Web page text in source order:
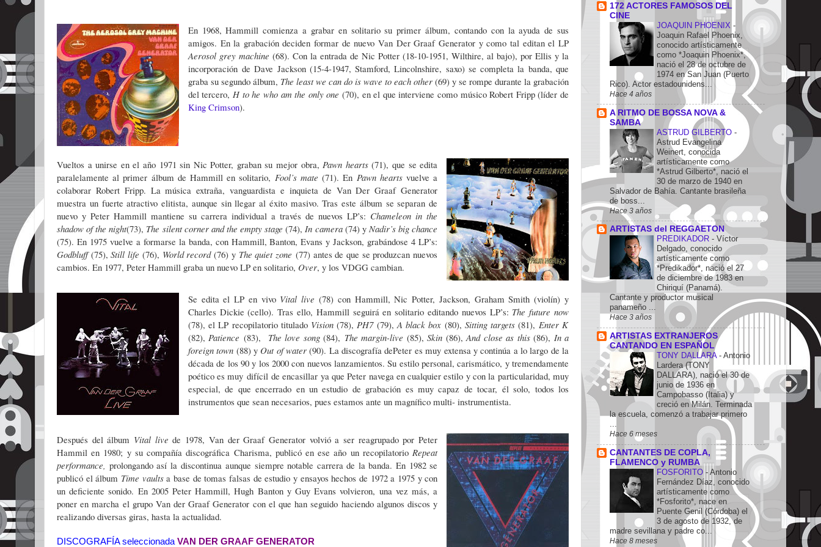
En 1968, Hammill comienza a grabar en solitario su primer álbum, contando con la ayuda de sus
amigos. En la grabación deciden formar de nuevo Van Der Graaf Generator y como tal editan el LP
Aerosol grey machine (68). Con la entrada de Nic Potter (18-10-1951, Wilthire, al bajo), por Ellis y la
incorporaciónde Dave Jackson (15-4-1947, Stamford, Lincolnshire, saxo) se completa la banda, que
graba su segundo álbum, The least we can do is wave to each other (69) y se rompe durante la grabación
del tercero,H to he who am the only one (70), en el que interviene como músico Robert Fripp (líder de
King Crimson).
Vueltos a unirse en el año 1971 sin Nic Potter, graban su mejor obra, Pawn hearts(71), que se edita
paralelamente al primer álbum de Hammill en solitario, Fool’s mate (71). En Pawn heartsvuelve a
colaborar Robert Fripp. La música extraña, vanguardista e inquieta de Van Der Graaf Generator
muestra un fuerte atractivo elitista, aunque sin llegar al éxito masivo. Tras este álbum se separan de
nuevo y Peter Hammill mantiene su carrera individual a través de nuevos LP’s: Chameleon in the
shadow of the night(73), The silent corner and the empty stage (74), In camera(74) yNadir’s big chance
(75). En 1975 vuelve a formarse la banda, con Hammill, Banton, Evans y Jackson, grabándose 4 LP’s:
Godbluff(75), Still life (76), World record(76) y The quiet zone (77) antes de que se produzcan nuevos
cambios. En 1977, Peter Hammill graba un nuevo LP en solitario, Over, y los VDGG cambian.
Se edita el LP en vivoVital live (78) con Hammill, Nic Potter, Jackson, Graham Smith (violín) y
Charles Dickie (cello). Tras ello, Hammill seguirá en solitario editando nuevos LP’s: The future now
(78), el LP recopilatorio titulado Vision (78), PH7(79), A black box (80), Sitting targets (81), Enter K
(82), Patience (83), The love song(84), The margin-live (85), Skin (86),And close as this(86), In a
foreign town (88) y Out of water (90). La discografía dePeter es muy extensa y continúa a lo largo de la
década de los 90 y los 2000 con nuevos lanzamientos. Su estilo personal, carismático, y tremendamente
poético es muy difícil de encasillar ya que Peter navega en cualquier estilo y con la particularidad, muy
especial, de que encerrado en un estudio de grabación es muy capaz de tocar, él solo, todos los
instrumentos que sean necesarios, pues estamos ante un magnífico multi- instrumentista.
Después del álbum Vital live de 1978, Van der Graaf Generator volvió a ser reagrupado por Peter
Hammil en 1980; y su compañía discográfica Charisma, publicó en ese año un recopilatorio Repeat
performance, prolongando así ladiscontinua aunque siempre notable carrera de la banda. En 1982 se
publicó el álbum Time vaultsa base de tomas falsas de estudio y ensayos hechos de 1972 a 1975 y con
un deficiente sonido. En 2005 Peter Hammill, Hugh Banton y Guy Evans volvieron, una vez más, a
poner en marcha el grupo Van der Graaf Generator con el que han seguido haciendo algunos discos y
realizando diversas giras, hasta la actualidad.
DISCOGRAFÍA seleccionada VAN DER GRAAF GENERATOR
172 ACTORES FAMOSOS DEL
CINE
JOAQUIN PHOENIX -
Joaquin Rafael Phoenix,
conocido artísticamente
como *Joaquin Phoenix*,
nació el 28 de octubre de
1974 en San Juan (Puerto
Rico). Actor estadounidens...
Hace 4 años
A RITMO DE BOSSA NOVA &
SAMBA
ASTRUD GILBERTO -
Astrud Evangelina
Weinert, conocida
artísticamente como
*Astrud Gilberto*, nació el
30 de marzo de 1940 en
Salvador de Bahía. Cantante brasileña
de boss...
Hace 3 años
ARTISTAS del REGGAETON
PREDIKADOR - Víctor
Delgado, conocido
artísticamente como
*Predikador*, nació el 27
de diciembre de 1983 en
Chiriquí (Panamá).
Cantante y productor musical
panameño ...
Hace 3 años
ARTISTAS EXTRANJEROS
CANTANDO EN ESPAÑOL
TONY DALLARA - Antonio
Lardera (TONY
DALLARA), nació el 30 de
junio de 1936 en
Campobasso (Italia) y
creció en Milán. Terminada
la escuela, comenzó a trabajar primero
...
Hace 6 meses
CANTANTES DE COPLA,
FLAMENCO y RUMBA
FOSFORITO - Antonio
Fernández Díaz, conocido
artísticamente como
*Fosforito*, nace en
Puente Genil (Córdoba) el
3 de agosto de 1932, de
madre sevillana y padre co...
Hace 8 meses